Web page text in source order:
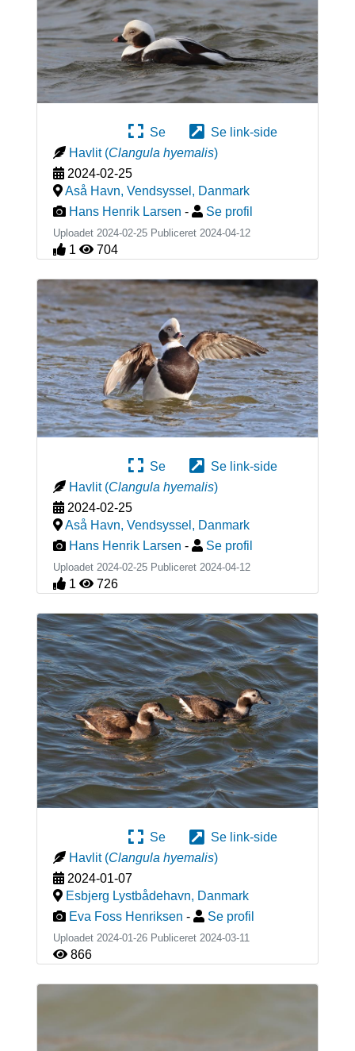
Se
Se link-side
Havlit (Clangula hyemalis)
2024-02-25
Aså Havn, Vendsyssel , Danmark
Hans Henrik Larsen - Se profil
Uploadet 2024-02-25 Publiceret 2024-04-12
1 704
Se
Se link-side
Havlit (Clangula hyemalis)
2024-02-25
Aså Havn, Vendsyssel , Danmark
Hans Henrik Larsen - Se profil
Uploadet 2024-02-25 Publiceret 2024-04-12
1 726
Se
Se link-side
Havlit (Clangula hyemalis)
2024-01-07
Esbjerg Lystbådehavn, Danmark
Eva Foss Henriksen - Se profil
Uploadet 2024-01-26 Publiceret 2024-03-11
866